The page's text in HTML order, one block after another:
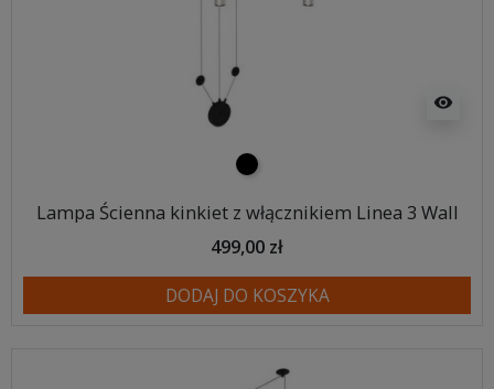
visibility
czarny
Lampa Ścienna kinkiet z włącznikiem Linea 3 Wall
499,00 zł
DODAJ DO KOSZYKA